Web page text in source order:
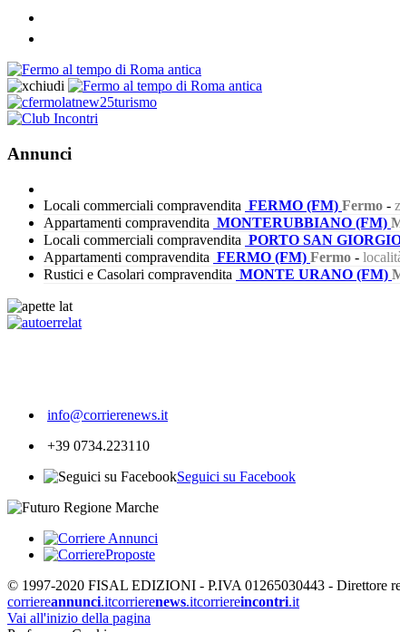
Annunci
Locali commerciali compravendita FERMO (FM) Fermo -
Appartamenti compravendita MONTERUBBIANO (FM)
Locali commerciali compravendita PORTO SAN
Appartamenti compravendita FERMO (FM) Fermo -
Rustici e Casolari compravendita MONTE URANO (FM)
info@corrierenews.it
+39 0734.223110
Seguici su Facebook
© 1997-2020 FISAL EDIZIONI - P.IVA 01265030443 - Direttore
corriereannunci.itcorrierenews.itcorriereincontri.it
Vai all'inizio della pagina